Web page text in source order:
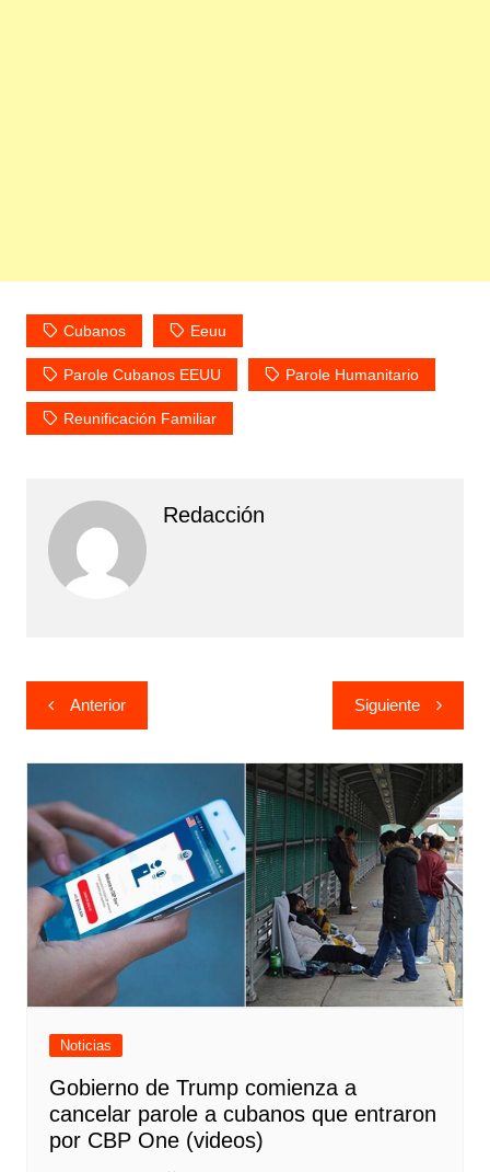
Cubanos Eeuu
Parole Cubanos EEUU Parole Humanitario
Reunificación Familiar
Redacción
Navegación
de
entradas
Anterior Siguiente
Noticias
Gobierno de Trump comienza a
cancelar parole a cubanos que entraron
por CBP One (videos)